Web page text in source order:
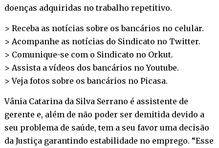
doenças adquiridas no trabalho repetitivo.
> Receba as notícias sobre os bancários no celular.
> Acompanhe as notícias do Sindicato no Twitter.
> Comunique-se com o Sindicato no Orkut.
> Assista a vídeos dos bancários noYoutube.
> Veja fotos sobre os bancários no Picasa.
Vânia Catarina da Silva Serrano é assistente de
gerente e, além de não poder ser demitida devido a
seu problema de saúde, tem a seu favor uma decisão
da Justiça garantindo estabilidade no emprego. “Esse